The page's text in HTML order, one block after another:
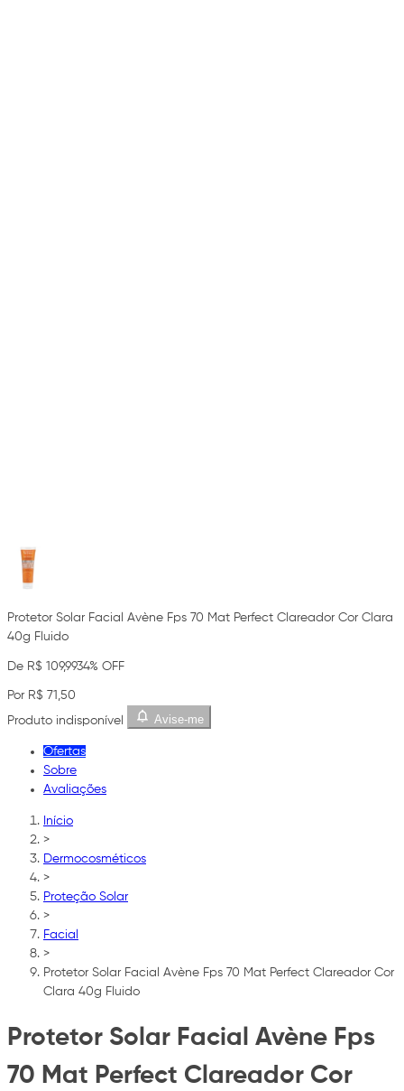
Protetor Solar Facial Avène Fps 70 Mat Perfect Clareador Cor Clara
40g Fluido
De R$ 109,9934% OFF
Por R$ 71,50
Produto indisponível
Avise-me
Ofertas
Sobre
Avaliações
Início
>
Dermocosméticos
>
Proteção Solar
>
Facial
>
Protetor Solar Facial Avène Fps 70 Mat Perfect Clareador Cor
Clara 40g Fluido
Protetor Solar Facial Avène Fps
70 Mat Perfect Clareador Cor